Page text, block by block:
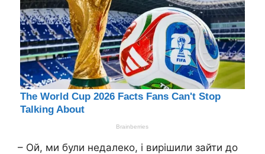
– Ой, ми були недалеко, і вирішили зайти до